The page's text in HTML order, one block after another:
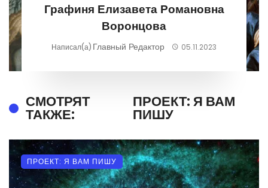
Графиня Елизавета Романовна
Воронцова
Написал(а) Главный Редактор 05.11.2023
СМОТРЯТ
ТАКЖЕ:
ПРОЕКТ: Я ВАМ
ПИШУ
ПРОЕКТ: Я ВАМ ПИШУ